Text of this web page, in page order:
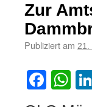
für
am
eine
Zur
Publiziert am 21.